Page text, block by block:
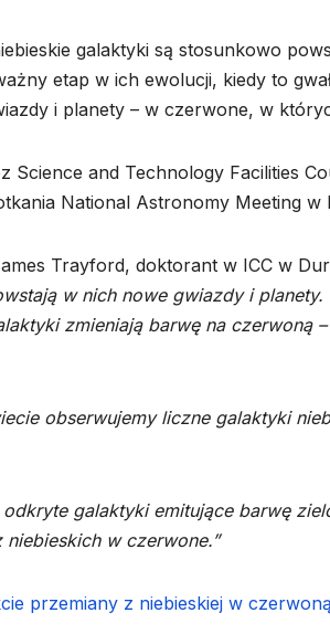
galaktyki są stosunkowo
etap w ich ewolucji, kiedy to
i planety – w czerwone, w
Science and Technology Facilities
National Astronomy Meeting
Trayford, doktorant w ICC w
w nich nowe gwiazdy i
zmieniają barwę na czerwoną
obserwujemy liczne galaktyki
odkryte galaktyki emitujące barwę
niebieskich w czerwone.”